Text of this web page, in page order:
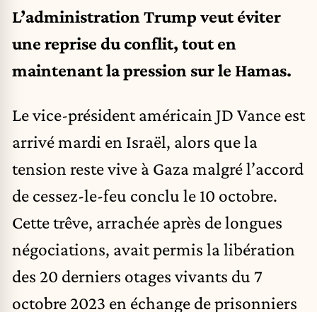
L’administration Trump veut éviter
une reprise du conflit, tout en
maintenant la pression sur le Hamas.
Le vice-président américain JD Vance est
arrivé mardi en Israël, alors que la
tension reste vive à Gaza malgré l’accord
de cessez-le-feu conclu le 10 octobre.
Cette trêve, arrachée après de longues
négociations, avait permis la libération
des 20 derniers otages vivants du 7
octobre 2023 en échange de prisonniers